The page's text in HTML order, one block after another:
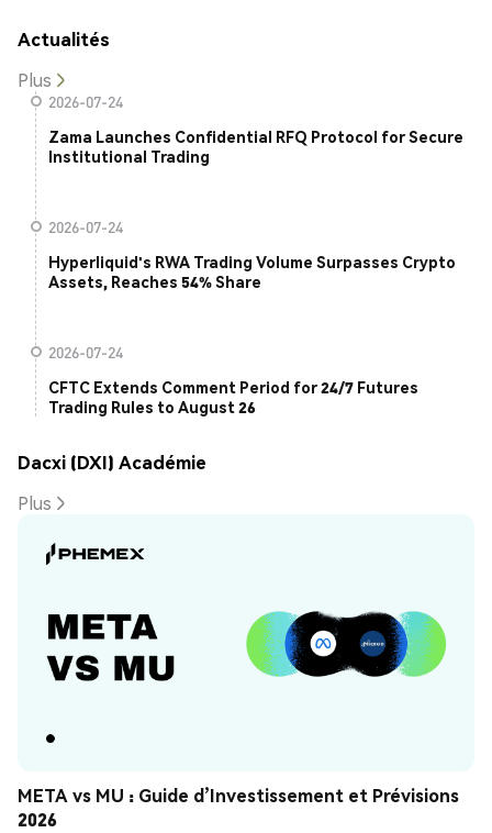
Actualités
Plus
2026-07-24
Zama Launches Confidential RFQ Protocol for Secure
Institutional Trading
2026-07-24
Hyperliquid's RWA Trading Volume Surpasses Crypto
Assets, Reaches 54% Share
2026-07-24
CFTC Extends Comment Period for 24/7 Futures
Trading Rules to August 26
Dacxi (DXI) Académie
Plus
META vs MU : Guide d’Investissement et Prévisions
2026